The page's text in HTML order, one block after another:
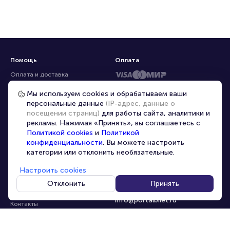
Помощь
Оплата и доставка
Частые вопросы
Перепродажа билетов
Организаторам
Корпоративным клиентам
VIP-билеты
Персональные данные
О компании
Контакты
8-800-500-42-62
8-499-226-15-14
info@portalbilet.ru
С 10:00 до 21:00,
Оплата
Мы используем cookies и обрабатываем ваши
персональные данные (IP-адрес, данные о
посещении страниц) для работы сайта, аналитики и
рекламы. Нажимая «Принять», вы соглашаетесь с
Политикой cookies и Политикой
конфиденциальности. Вы можете настроить
категории или отклонить необязательные.
Настроить cookies
Отклонить
Принять